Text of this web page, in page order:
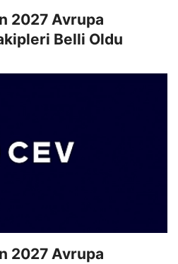
2027 Avrupa
Belli Oldu
2027 Avrupa